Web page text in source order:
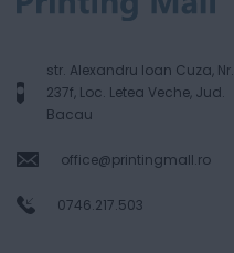
str. Alexandru Ioan Cuza, Nr.
237f, Loc. Letea Veche, Jud.
Bacau
office@printingmall.ro
0746.217.503